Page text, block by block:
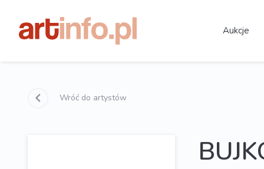
Aukcje
Wróć do artystów